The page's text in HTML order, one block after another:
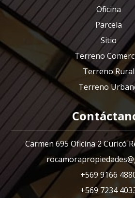
Oficina
Parcela
Sitio
Terreno
Terreno Rural
Terreno
Carmen 695 Oficina 2 Curicó
+569 9166
+569 7234